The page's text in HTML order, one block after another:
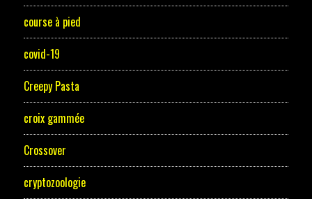
course à pied
covid-19
Creepy Pasta
croix gammée
Crossover
cryptozoologie